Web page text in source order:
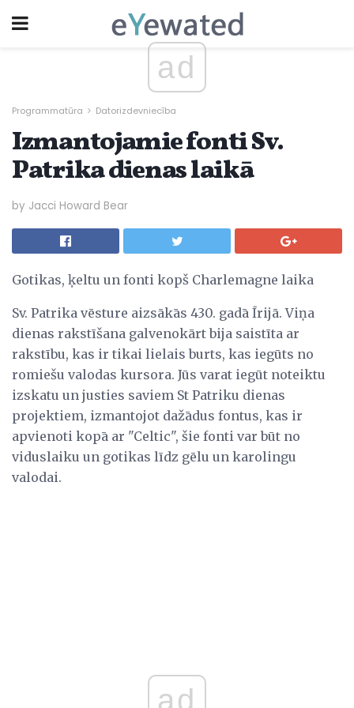
ad
Programmatūra Datorizdevniecība
Izmantojamie fonti Sv.
Patrika dienas laikā
by Jacci Howard Bear
Gotikas, ķeltu un fonti kopš Charlemagne laika
Sv. Patrika vēsture aizsākās 430. gadā Īrijā. Viņa
dienas rakstīšana galvenokārt bija saistīta ar
rakstību, kas ir tikai lielais burts, kas iegūts no
romiešu valodas kursora. Jūs varat iegūt noteiktu
izskatu un justies saviem St Patriku dienas
projektiem, izmantojot dažādus fontus, kas ir
apvienoti kopā ar "Celtic", šie fonti var būt no
viduslaiku un gotikas līdz gēlu un karolingu
valodai.
ad